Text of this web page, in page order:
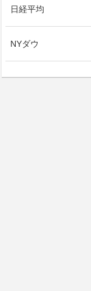
日経平均
NYダウ